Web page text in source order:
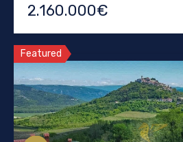
2.160.000€
Featured